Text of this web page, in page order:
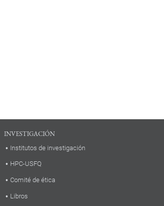
INVESTIGACIÓN
Institutos de investigación
HPC-USFQ
Comité de ética
Libros